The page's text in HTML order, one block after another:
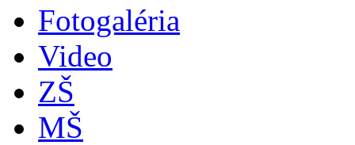
Fotogaléria
Video
ZŠ
MŠ